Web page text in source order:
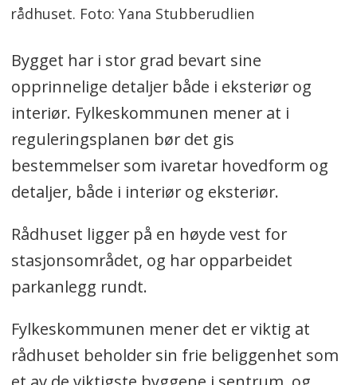
rådhuset. Foto: Yana Stubberudlien
Bygget har i stor grad bevart sine
opprinnelige detaljer både i eksteriør og
interiør. Fylkeskommunen mener at i
reguleringsplanen bør det gis
bestemmelser som ivaretar hovedform og
detaljer, både i interiør og eksteriør.
Rådhuset ligger på en høyde vest for
stasjonsområdet, og har opparbeidet
parkanlegg rundt.
Fylkeskommunen mener det er viktig at
rådhuset beholder sin frie beliggenhet som